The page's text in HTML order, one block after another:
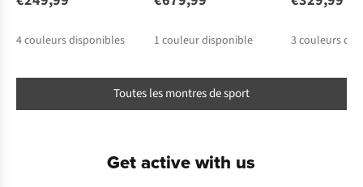
4couleurs disponibles 1 couleur disponible 3couleurs
Toutes les montres de sport
Get active with us